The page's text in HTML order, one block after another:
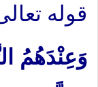
قوله
وَعِنْدَهُمُ